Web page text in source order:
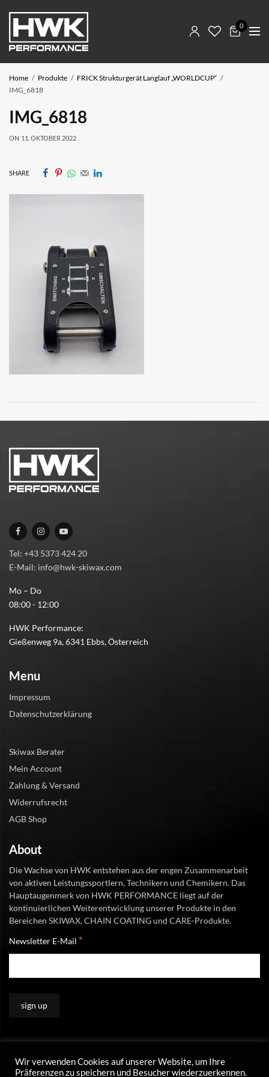
0
Home Produkte
FRICK Strukturgerät Langlauf „WORLDCUP“
IMG_6818
IMG_6818
ON 11. OKTOBER 2022
SHARE
Tel: +43 5373 424 20
E-Mail: info@hwk-skiwax.com
Mo – Do
08:00 - 12:00
HWK Performance:
Gießenweg 9a, 6341 Ebbs, Österreich
Menu
Impressum
Datenschutzerklärung
Skiwax Berater
Mein Account
Zahlung & Versand
Widerrufsrecht
AGB Shop
About
Die Wachse von HWK entstehen aus der engen Zusammenarbeit
von aktiven Leistungssportlern, Technikern und Chemikern. Das
Hauptaugenmerk von HWK PERFORMANCE liegt auf der
kontinuierlichen Weiterentwicklung unserer Produkte in den
Bereichen SKIWAX, CHAIN COATING und CARE-Produkte.
Newsletter E-Mail *
Wir verwenden Cookies auf unserer Website, um Ihre
Präferenzen zu speichern und Besucher wiederzuerkennen.